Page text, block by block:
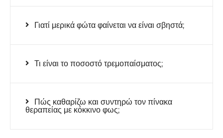
Γιατί μερικά φώτα φαίνεται να είναι σβηστά;
Τι είναι το ποσοστό τρεμοπαίσματος;
Πώς καθαρίζω και συντηρώ τον πίνακα
θεραπείας με κόκκινο φως;